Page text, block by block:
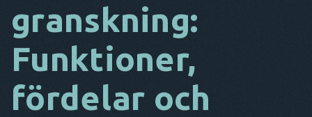
IT
NL
ES
granskning:
Funktioner,
fördelar och